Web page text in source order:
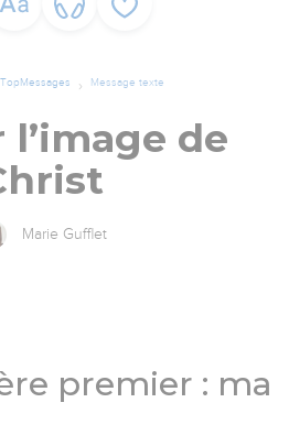
TopMessages Message texte
l’image de
Marie Gufflet
premier : ma